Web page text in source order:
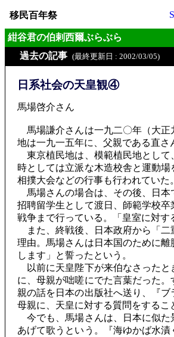
移民百年祭
紺谷君の伯剌西爾ぶらぶら
過去の記事 (最終更新日 : 2002/03/05)
日系社会の天皇観④
馬場啓介さん
馬場謙介さんは一九二〇年（大正
地は一九一五年に、父親である直さ
東京植民地は、模範植民地として
時としては立派な木造校舎と運動
相撲大会などの行事も行われてい
馬場さんの場合は、その後、日本
招聘留学生として渡日、師範学校
戦争まで行っている。「皇室に対す
また、終戦後、日本政府から「二
理由。馬場さんは日本国のために
します」と誓ったという。
以前に天皇陛下が来伯なさったと
に、母親が咄嗟にでた言葉だった
親の話を日本の出版社へ送り、『
母親に、天皇に対する質問をするこ
今でも、馬場さんは、日本に似た
あげて歌うという。『海ゆかば水